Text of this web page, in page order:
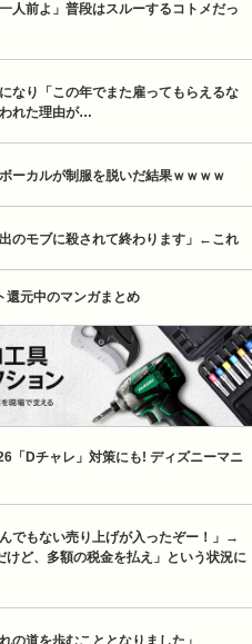
人前よ」普段はスルーするコトメだっ
なり「この年でまた雇ってもらえるな
れた理由が…
ーカルが制服を脱いだ結果ｗｗｗｗ
のモブに殺されて終わります」←これ
還元中のマンガまとめ
「Dチャレ」対策にも! ディズニーマニ
でもない売り上げが入ったぞー！」→
ど、多額の税金を払え」という状況に
の道を歩むこととなりました」